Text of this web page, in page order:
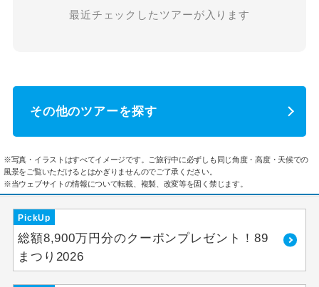
最近チェックしたツアーが入ります
その他のツアーを探す
※写真・イラストはすべてイメージです。ご旅行中に必ずしも同じ角度・高度・天候での
風景をご覧いただけるとはかぎりませんのでご了承ください。
※当ウェブサイトの情報について転載、複製、改変等を固く禁じます。
PickUp
総額8,900万円分のクーポンプレゼント！89
まつり2026